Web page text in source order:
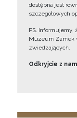
dostępna jest
szczegółowych
PS. Informujemy,
Muzeum Zamek
zwiedzających.
Odkryjcie z